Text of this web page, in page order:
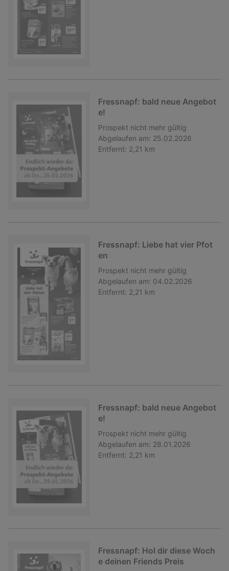
Fressnapf: bald neue Angebot
e!
Prospekt nicht mehr gültig
Abgelaufen am: 25.02.2026
Entfernt: 2,21 km
Fressnapf: Liebe hat vier Pfot
en
Prospekt nicht mehr gültig
Abgelaufen am: 04.02.2026
Entfernt: 2,21 km
Fressnapf: bald neue Angebot
e!
Prospekt nicht mehr gültig
Abgelaufen am: 28.01.2026
Entfernt: 2,21 km
Fressnapf: Hol dir diese Woch
e deinen Friends Preis